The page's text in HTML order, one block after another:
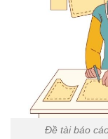
Đề tài báo